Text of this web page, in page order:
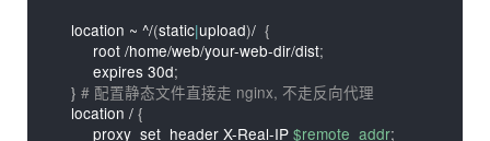
    location ~ ^/
(static|upload)/ {
         root /home/web/your-web-dir/dist
;
         expires 30d
;
} # 配置静态文件直接走 nginx, 不走反向代理
    location /
{
         proxy_set_header X-Real-IP
$remote_addr;